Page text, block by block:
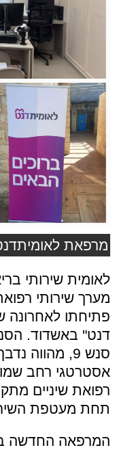
מרפאת
לאומית שירותי
מערך שירותי
פתיחתו
דנט" באשדוד.
סנש 9,
אסטרטגי רחב
רפואת שיניים
תחת מעטפת
המרפאה החדשה